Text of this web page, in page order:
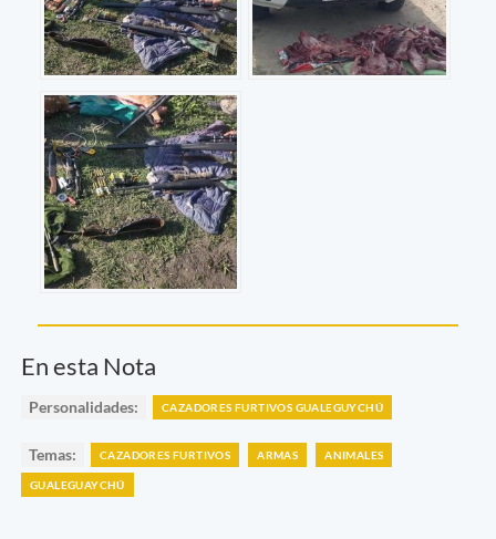
En esta Nota
Personalidades: CAZADORES FURTIVOS GUALEGUYCHÚ
Temas: CAZADORES FURTIVOS ARMAS ANIMALES
GUALEGUAYCHÚ